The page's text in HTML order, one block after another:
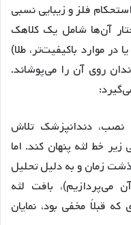
فلز و زیبایی نسبی
آن‌ها شامل یک کلاهک
در موارد باکیفیت‌تر، طلا)
روی آن را می‌پوشاند.
نصب، دندانپزشک تلاش
خط لثه پنهان کند. اما
زمان و به دلیل تحلیل
می‌پردازیم)، بافت لثه
قبلاً مخفی بود، نمایان